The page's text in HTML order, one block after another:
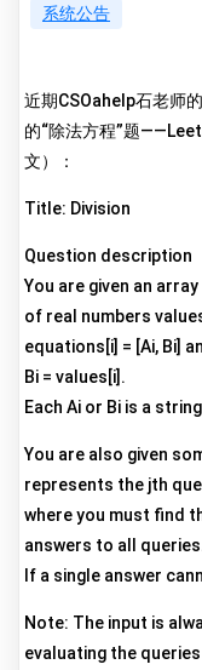
系统公告
近期CSOahelp石老师
的“除法方程”题
文）：
Title: Division
Question description
You are given an
of real numbers
equations[i] = [Ai, Bi]
Bi = values[i].
Each Ai or Bi is a
You are also given
represents the jth
where you must find
answers to all
If a single answer
Note: The input is
evaluating the